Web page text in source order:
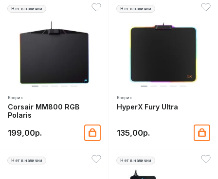
Нет в наличии
Коврик
Corsair MM800 RGB
Polaris
199,00р.
Нет в наличии
Коврик
HyperX Fury Ultra
135,00р.
Нет в наличии Нет в наличии